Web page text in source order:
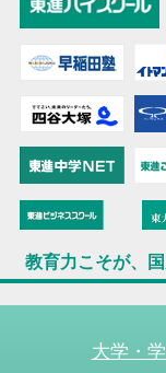
教育力こそが、国
大学・